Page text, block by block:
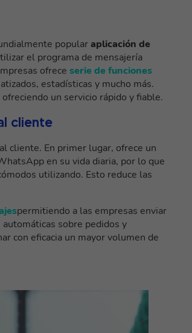
popularaplicación de
el programa de mensajería
ofrece serie de funciones
estadísticas y mucho más.
un servicio rápido y fiable.
cliente
cliente. En primer lugar, ofrece un
en su vida diaria, por lo que
utilizando. Esto reduce las
permitiendo a las empresas enviar
sobre pedidos y
con eficacia un mayor volumen de